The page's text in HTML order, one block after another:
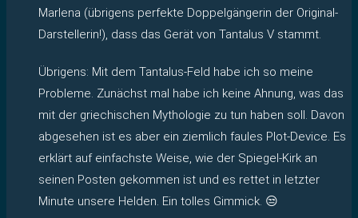
Marlena (übrigens perfekte Doppelgängerin der Original-
Darstellerin!), dass das Gerät von Tantalus V stammt.
Übrigens: Mit dem Tantalus-Feld habe ich so meine
Probleme. Zunächst mal habe ich keine Ahnung, was das
mit der griechischen Mythologie zu tun haben soll. Davon
abgesehen ist es aber ein ziemlich faules Plot-Device. Es
erklärt auf einfachste Weise, wie der Spiegel-Kirk an
seinen Posten gekommen ist und es rettet in letzter
Minute unsere Helden. Ein tolles Gimmick. 😒